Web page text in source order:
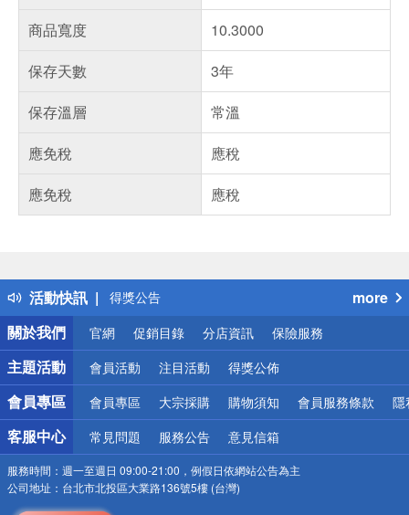
商品寬度
10.3000
保存天數
3年
保存溫層
常溫
應免稅
應稅
應免稅
應稅
活動快訊
得獎公告
熱門話題
銀行優惠
偏遠地區配送
詐騙網頁！請小心！
more
關於我們
官網 促銷目錄 分店資訊 保險服務
主題活動 會員活動 注目活動 得獎公佈
會員專區 會員專區 大宗採購 購物須知 會員服務條款 隱
客服中心 常見問題 服務公告 意見信箱
服務時間： 週一至週日 09:00-21:00，例假日依網站公告為主
公司地址： 台北市北投區大業路136號5樓 (台灣)